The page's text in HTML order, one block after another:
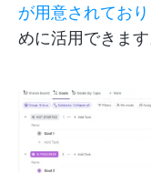
が用意されており
めに活用できます